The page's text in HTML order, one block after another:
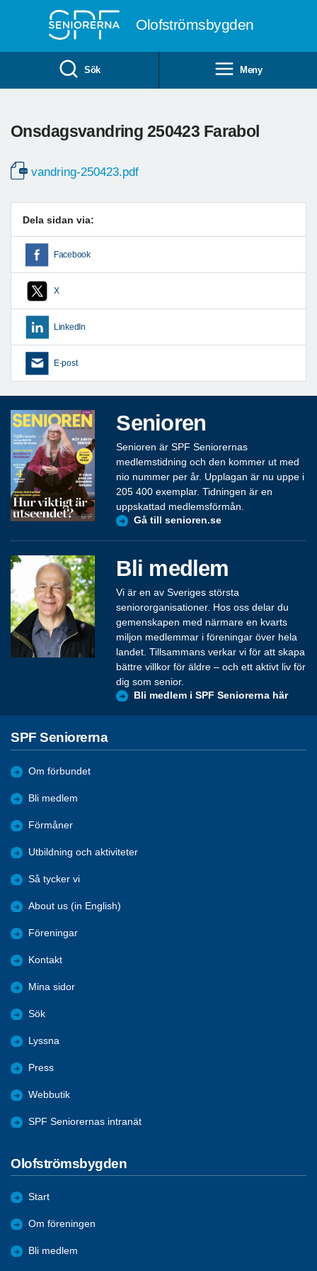
Olofströmsbygden
Sök Meny
Onsdagsvandring 250423 Farabol
vandring-250423.pdf
Dela sidan via:
Facebook
X
LinkedIn
E-post
Senioren
Senioren är SPF Seniorernas
medlemstidning och den kommer ut med
nio nummer per år. Upplagan är nu uppe i
205 400 exemplar. Tidningen är en
uppskattad medlemsförmån.
Gå till senioren.se
Bli medlem
Vi är en av Sveriges största
seniororganisationer. Hos oss delar du
gemenskapen med närmare en kvarts
miljon medlemmar i föreningar över hela
landet. Tillsammans verkar vi för att skapa
bättre villkor för äldre – och ett aktivt liv för
dig som senior.
Bli medlem i SPF Seniorerna här
SPF Seniorerna
Om förbundet
Bli medlem
Förmåner
Utbildning och aktiviteter
Så tycker vi
About us (in English)
Föreningar
Kontakt
Mina sidor
Sök
Lyssna
Press
Webbutik
SPF Seniorernas intranät
Olofströmsbygden
Start
Om föreningen
Bli medlem